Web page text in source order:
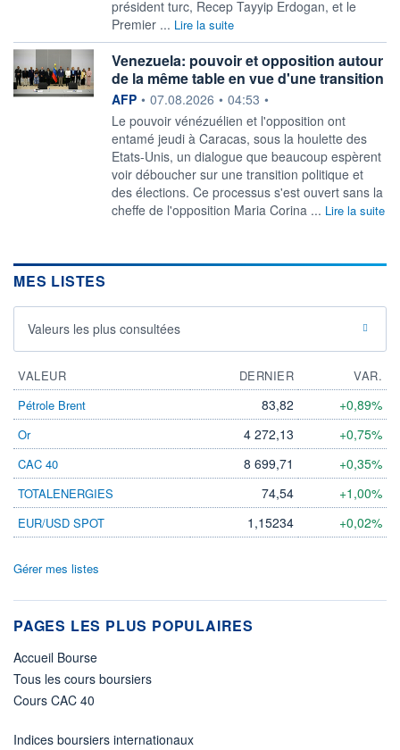
président turc, Recep Tayyip Erdogan, et le
Premier ... Lire la suite
Venezuela: pouvoir et opposition autour
de la même table en vue d'une transition
information fournie par
AFP • 07.08.2026 • 04:53 •
Le pouvoir vénézuélien et l'opposition ont
entamé jeudi à Caracas, sous la houlette des
Etats-Unis, un dialogue que beaucoup espèrent
voir déboucher sur une transition politique et
des élections. Ce processus s'est ouvert sans la
cheffe de l'opposition Maria Corina ... Lire la suite
MES LISTES
Valeurs les plus consultées
VALEUR DERNIER
VAR.
Pétrole Brent
83,82 +0,89%
Or 4 272,13 +0,75%
CAC 40 8 699,71 +0,35%
TOTALENERGIES 74,54 +1,00%
EUR/USD SPOT 1,15234 +0,02%
Gérer mes listes
PAGES LES PLUS POPULAIRES
Accueil Bourse
Tous les cours boursiers
Cours CAC 40
Indices boursiers internationaux